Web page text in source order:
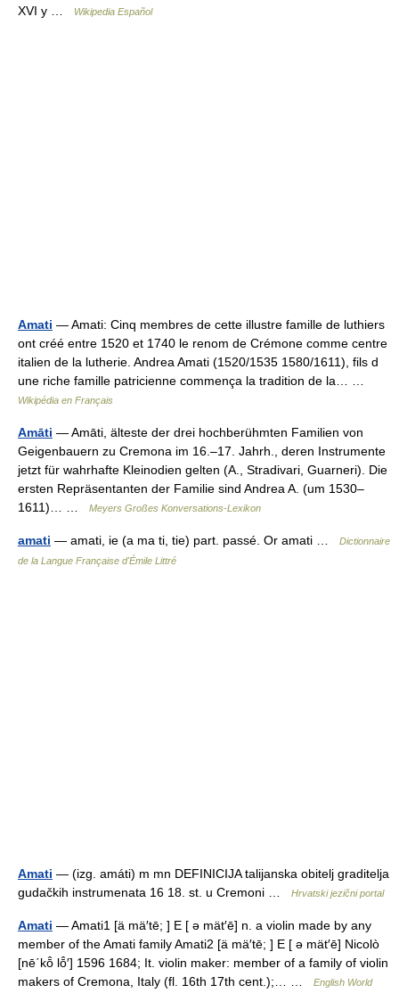
XVI y …
Wikipedia Español
Amati — Amati: Cinq membres de cette illustre famille de luthiers
ont créé entre 1520 et 1740 le renom de Crémone comme centre
italien de la lutherie. Andrea Amati (1520/1535 1580/1611), fils d
une riche famille patricienne commença la tradition de la… …
Wikipédia en Français
Amāti — Amāti, älteste der drei hochberühmten Familien von
Geigenbauern zu Cremona im 16.–17. Jahrh., deren Instrumente
jetzt für wahrhafte Kleinodien gelten (A., Stradivari, Guarneri). Die
ersten Repräsentanten der Familie sind Andrea A. (um 1530–
1611)… …
Meyers Großes Konversations-Lexikon
amati — amati, ie (a ma ti, tie) part. passé. Or amati …
Dictionnaire
de la Langue Française d'Émile Littré
Amati — (izg. amáti) m mn DEFINICIJA talijanska obitelj graditelja
gudačkih instrumenata 16 18. st. u Cremoni …
Hrvatski jezični portal
Amati — Amati1 [ä mä′tē; ] E [ ə mät′ē] n. a violin made by any
member of the Amati family Amati2 [ä mä′tē; ] E [ ə mät′ē] Nicolò
[nē΄kō̂ lō̂′] 1596 1684; It. violin maker: member of a family of violin
makers of Cremona, Italy (fl. 16th 17th cent.);… …
English World